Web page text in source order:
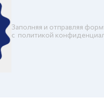
Заполняя и отправляя
c политикой